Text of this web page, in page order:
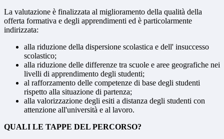
La valutazione è finalizzata al miglioramento della qualità della
offerta formativa e degli apprendimenti ed è particolarmente
indirizzata:
alla riduzione della dispersione scolastica e dell' insuccesso
scolastico;
alla riduzione delle differenze tra scuole e aree geografiche nei
livelli di apprendimento degli studenti;
al rafforzamento delle competenze di base degli studenti
rispetto alla situazione di partenza;
alla valorizzazione degli esiti a distanza degli studenti con
attenzione all'università e al lavoro.
QUALI LE TAPPE DEL PERCORSO?